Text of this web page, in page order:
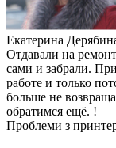
Екатерина
Отдавали на
сами и забрали.
работе и только
больше не
обратимся ещё. !
Проблеми з